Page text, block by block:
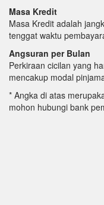
Masa Kredit
Masa Kredit adalah
tenggat waktu
Angsuran per Bulan
Perkiraan cicilan yang
mencakup modal
* Angka di atas
mohon hubungi bank